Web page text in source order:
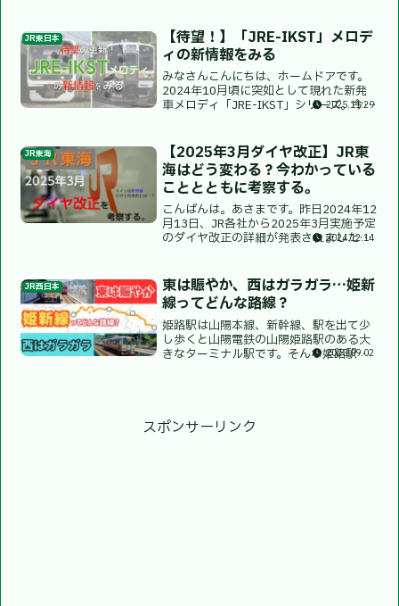
283プロダクション：緋田美琴さん初星
学園：姫崎莉波さんオ...
JR東日本
【待望！】「JRE-IKST」メロデ
ィの新情報をみる
みなさんこんにちは、ホームドアです。
2024年10月頃に突如として現れた新発
車メロディ「JRE-IKST」シリーズ。今年
覧が公表されましたが、今回は11月5日
に...
2025.11.29
JR東海
【2025年3月ダイヤ改正】JR東
海はどう変わる？今わかっている
こととともに考察する。
こんばんは。あさまです。昨日2024年12
月13日、JR各社から2025年3月実施予定
のダイヤ改正の詳細が発表されました。
るように、発表されたJR各社の中から
JR...
2024.12.14
JR西日本
東は賑やか、西はガラガラ…姫新
線ってどんな路線？
姫路駅は山陽本線、新幹線、駅を出て少
し歩くと山陽電鉄の山陽姫路駅のある大
きなターミナル駅です。そんな姫路駅を
2025.09.02
スポンサーリンク